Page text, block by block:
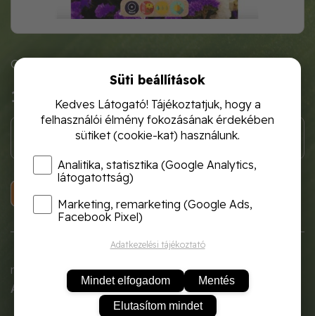
Cikkszám: FNFG7255
1 120 Ft
Egynyári sóvirág. 50-60cm magas szögletes szárú
növény. Szárazvirág kötészet jellegzetes virága.
A tasak tartalma:1g.
Süti beállítások
Kedves Látogató! Tájékoztatjuk, hogy a
felhasználói élmény fokozásának érdekében
sütiket (cookie-kat) használunk.
Analitika, statisztika (Google Analytics,
látogatottság)
Marketing, remarketing (Google Ads,
Facebook Pixel)
Adatkezelési tájékoztató
Mindet elfogadom Mentés
Elutasítom mindet